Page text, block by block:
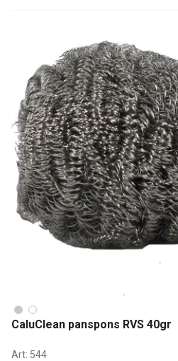
CaluClean panspons RVS 40gr
Art: 544